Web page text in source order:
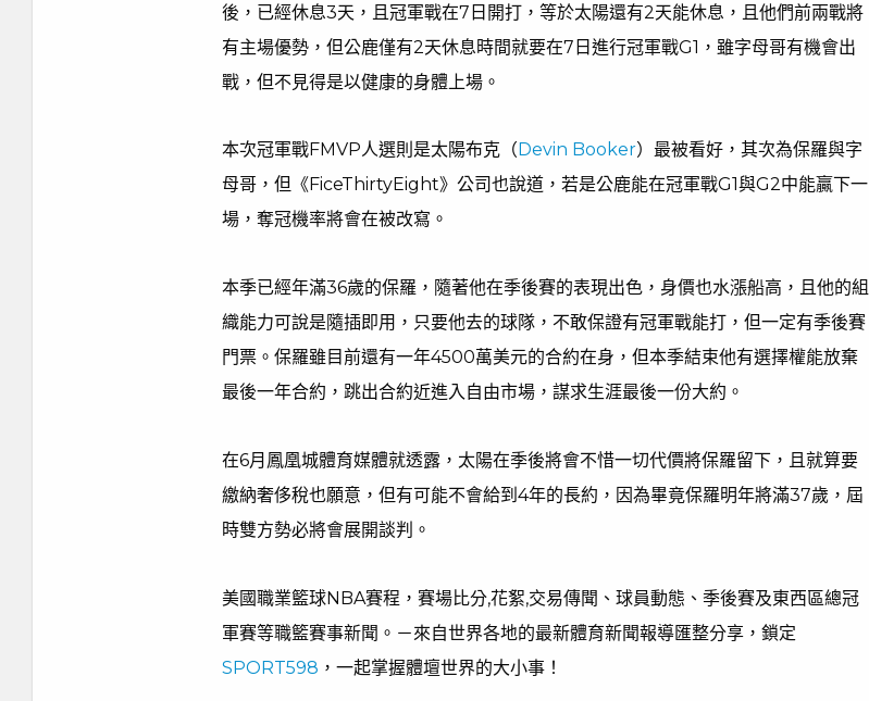
後，已經休息3天，且冠軍戰在7日開打，等於太陽還有2天能休息，且他們前兩戰將
有主場優勢，但公鹿僅有2天休息時間就要在7日進行冠軍戰G1，雖字母哥有機會出
戰，但不見得是以健康的身體上場。
本次冠軍戰FMVP人選則是太陽布克（ Devin Booker）最被看好，其次為保羅與字
母哥，但《FiceThirtyEight》公司也說道，若是公鹿能在冠軍戰G1與G2中能贏下一
場，奪冠機率將會在被改寫。
本季已經年滿36歲的保羅，隨著他在季後賽的表現出色，身價也水漲船高，且他的組
織能力可說是隨插即用，只要他去的球隊，不敢保證有冠軍戰能打，但一定有季後賽
門票。保羅雖目前還有一年4500萬美元的合約在身，但本季結束他有選擇權能放棄
最後一年合約，跳出合約近進入自由市場，謀求生涯最後一份大約。
在6月鳳凰城體育媒體就透露，太陽在季後將會不惜一切代價將保羅留下，且就算要
繳納奢侈稅也願意，但有可能不會給到4年的長約，因為畢竟保羅明年將滿37歲，屆
時雙方勢必將會展開談判。
美國職業籃球NBA賽程，賽場比分,花絮,交易傳聞、球員動態、季後賽及東西區總冠
軍賽等職籃賽事新聞。－來自世界各地的最新體育新聞報導匯整分享，鎖定
SPORT598 ，一起掌握體壇世界的大小事！